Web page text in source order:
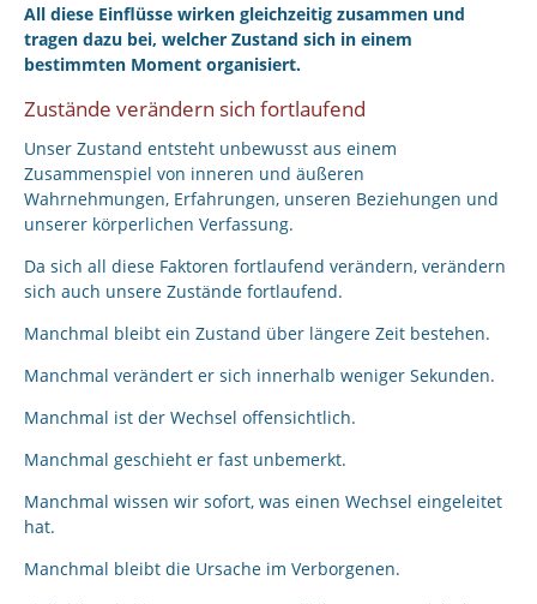
All diese Einflüsse wirken gleichzeitig zusammen und
tragen dazu bei, welcher Zustand sich in einem
bestimmten Moment organisiert.
Zustände verändern sich fortlaufend
Unser Zustand entsteht unbewusst aus einem
Zusammenspiel von inneren und äußeren
Wahrnehmungen, Erfahrungen, unseren Beziehungen und
unserer körperlichen Verfassung.
Da sich all diese Faktoren fortlaufend verändern, verändern
sich auch unsere Zustände fortlaufend.
Manchmal bleibt ein Zustand über längere Zeit bestehen.
Manchmal verändert er sich innerhalb weniger Sekunden.
Manchmal ist der Wechsel offensichtlich.
Manchmal geschieht er fast unbemerkt.
Manchmal wissen wir sofort, was einen Wechsel eingeleitet
hat.
Manchmal bleibt die Ursache im Verborgenen.